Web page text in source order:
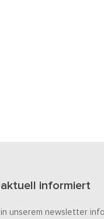
aktuell informiert
in unserem newsletter